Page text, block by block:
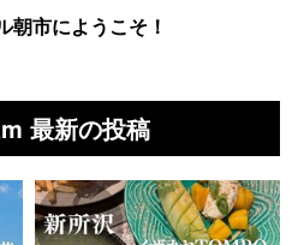
朝市にようこそ！
最新の投稿